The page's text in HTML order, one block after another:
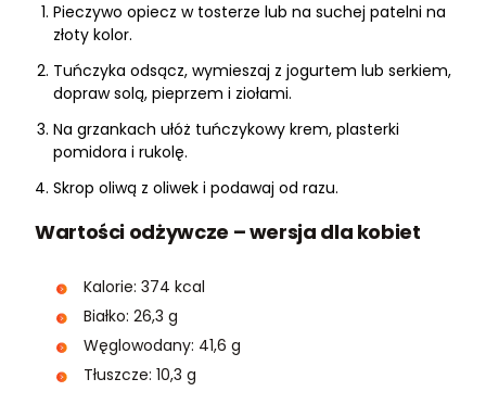
Pieczywo opiecz w tosterze lub na suchej patelni na
złoty kolor.
Tuńczyka odsącz, wymieszaj z jogurtem lub serkiem,
dopraw solą, pieprzem i ziołami.
Na grzankach ułóż tuńczykowy krem, plasterki
pomidora i rukolę.
Skrop oliwą z oliwek i podawaj od razu.
Wartości odżywcze – wersja dla kobiet
Kalorie: 374 kcal
Białko: 26,3 g
Węglowodany: 41,6 g
Tłuszcze: 10,3 g